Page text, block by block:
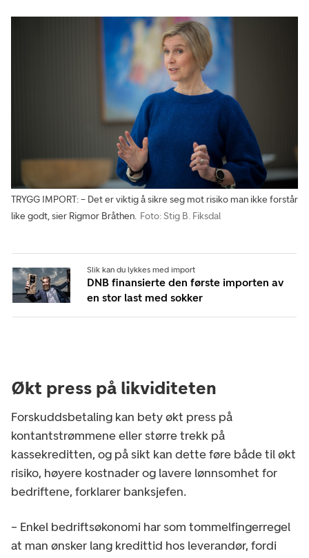
TRYGG IMPORT: – Det er viktig å sikre seg mot risiko man ikke forstår
like godt, sier Rigmor Bråthen. Foto: Stig B. Fiksdal
Slik kan du lykkes med import
DNB finansierte den første importen av
en stor last med sokker
Økt press på likviditeten
Forskuddsbetaling kan bety økt press på
kontantstrømmene eller større trekk på
kassekreditten, og på sikt kan dette føre både til økt
risiko, høyere kostnader og lavere lønnsomhet for
bedriftene, forklarer banksjefen.
– Enkel bedriftsøkonomi har som tommelfingerregel
at man ønsker lang kredittid hos leverandør, fordi